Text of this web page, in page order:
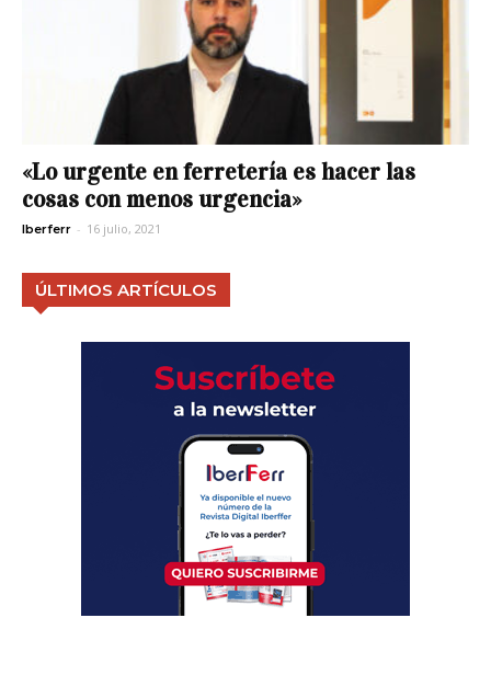
«Lo urgente en ferretería es hacer las
cosas con menos urgencia»
Iberferr - 16 julio, 2021
ÚLTIMOS ARTÍCULOS